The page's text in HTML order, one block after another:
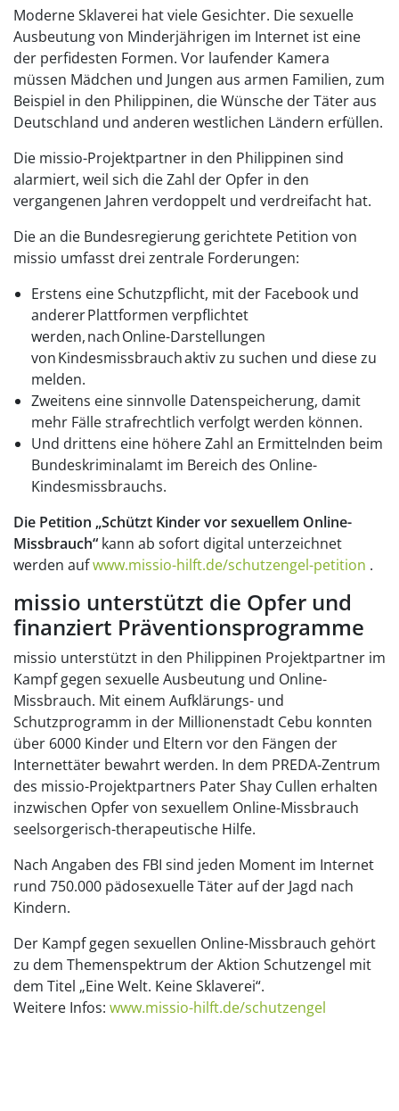
Moderne Sklaverei hat viele Gesichter. Die sexuelle
Ausbeutung von Minderjährigen im Internet ist eine
der perfidesten Formen. Vor laufender Kamera
müssen Mädchen und Jungen aus armen Familien, zum
Beispiel in den Philippinen, die Wünsche der Täter aus
Deutschland und anderen westlichen Ländern erfüllen.
Die missio-Projektpartner in den Philippinen sind
alarmiert, weil sich die Zahl der Opfer in den
vergangenen Jahren verdoppelt und verdreifacht hat.
Die an die Bundesregierung gerichtete Petition von
missio umfasst drei zentrale Forderungen:
Erstens eine Schutzpflicht, mit der Facebook und
anderer Plattformen verpflichtet
werden, nach Online-Darstellungen
von Kindesmissbrauch aktiv zu suchen und diese zu
melden.
Zweitens eine sinnvolle Datenspeicherung, damit
mehr Fälle strafrechtlich verfolgt werden können.
Und drittens eine höhere Zahl an Ermittelnden beim
Bundeskriminalamt im Bereich des Online-
Kindesmissbrauchs.
Die Petition „Schützt Kinder vor sexuellem Online-
Missbrauch“ kann ab sofort digital unterzeichnet
werden aufwww.missio-hilft.de/schutzengel-petition .
missio unterstützt die Opfer und
finanziert Präventionsprogramme
missio unterstützt in den Philippinen Projektpartner im
Kampf gegen sexuelle Ausbeutung und Online-
Missbrauch. Mit einem Aufklärungs- und
Schutzprogramm in der Millionenstadt Cebu konnten
über 6000 Kinder und Eltern vor den Fängen der
Internettäter bewahrt werden. In dem PREDA-Zentrum
des missio-Projektpartners Pater Shay Cullen erhalten
inzwischen Opfer von sexuellem Online-Missbrauch
seelsorgerisch-therapeutische Hilfe.
Nach Angaben des FBI sind jeden Moment im Internet
rund 750.000 pädosexuelle Täter auf der Jagd nach
Kindern.
Der Kampf gegen sexuellen Online-Missbrauch gehört
zu dem Themenspektrum der Aktion Schutzengel mit
dem Titel „Eine Welt. Keine Sklaverei“.
Weitere Infos: www.missio-hilft.de/schutzengel